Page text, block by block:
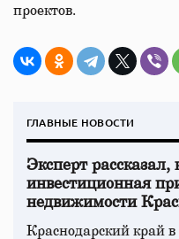
проектов.
ГЛАВНЫЕ НОВОСТИ
Эксперт рассказал,
инвестиционная
недвижимости
Краснодарский край